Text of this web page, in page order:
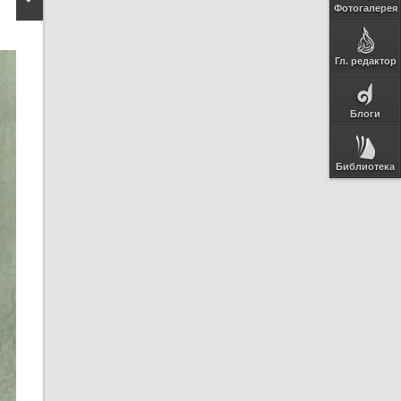
Фотогалерея
Гл. редактор
Блоги
Библиотека